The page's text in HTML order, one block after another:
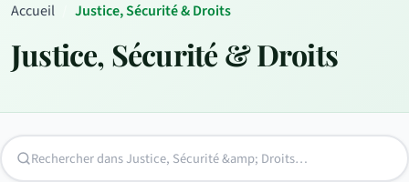
Accueil Justice, Sécurité & Droits
Justice, Sécurité & Droits